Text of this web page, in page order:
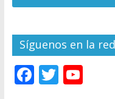
Síguenos en la
F T Y